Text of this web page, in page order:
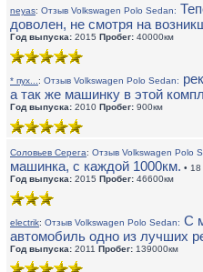
neyas: Отзыв Volkswagen Polo Sedan:
доволен, не смотря на
Год выпуска: 2015 Пробег: 40000км
* пух... : Отзыв Volkswagen Polo Sedan:
а так же машинку в этой
Год выпуска: 2010 Пробег: 900км
Соловьев Серега: Отзыв Volkswagen Polo
машинка, с каждой 1000км. •
Год выпуска: 2015 Пробег: 46600км
electrik: Отзыв Volkswagen Polo Sedan: С
автомобиль одно из лучших
Год выпуска: 2011 Пробег: 139000км